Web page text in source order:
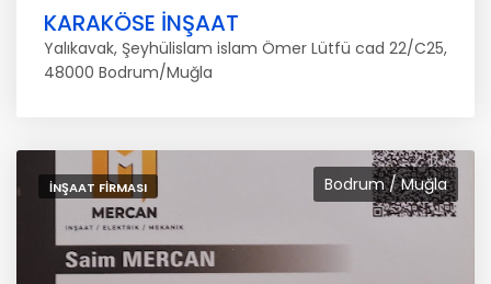
KARAKÖSE İNŞAAT
Yalıkavak, Şeyhülislam islam Ömer Lütfü cad 22/C25,
48000 Bodrum/Muğla
Bodrum / Muğla
İNŞAAT FIRMASI